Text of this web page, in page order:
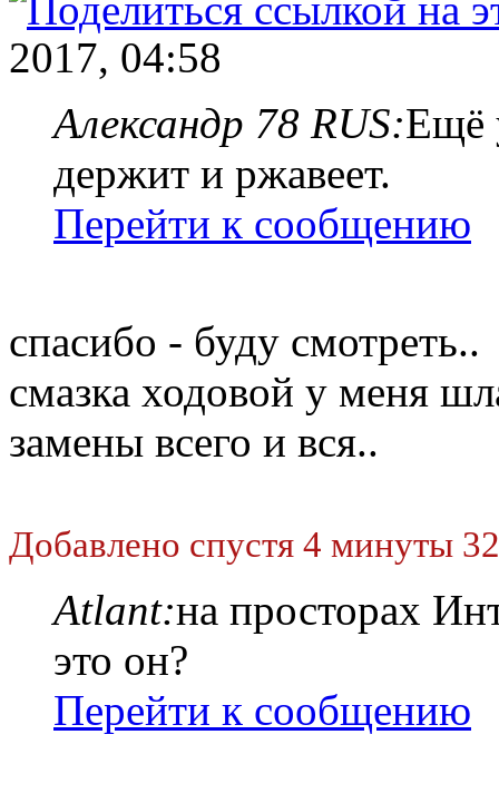
2017, 04:58
Александр 78 RUS:Ещё
держит и ржавеет.
Перейти к сообщению
спасибо - буду смотреть..
смазка ходовой у меня
замены всего и вся..
Добавлено спустя 4 минуты
Atlant:на просторах
это он?
Перейти к сообщению